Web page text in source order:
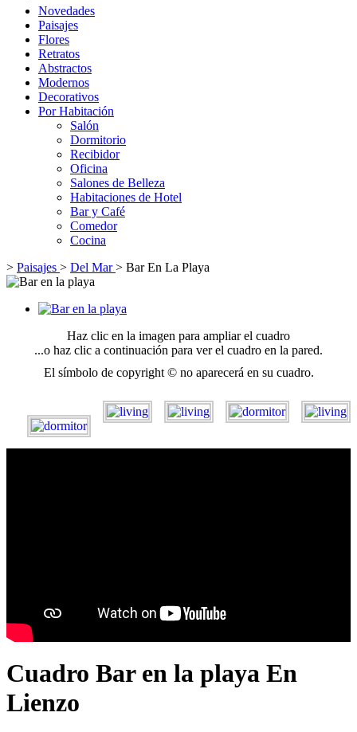
Novedades
Paisajes
Flores
Retratos
Abstractos
Modernos
Decorativos
Por Habitación
Salón
Dormitorio
Recibidor
Oficina
Salones de Belleza
Habitaciones de Hotel
Bar y Café
Comedor
Cocina
> Paisajes > Del Mar> Bar En La Playa
Haz clic en la imagen para ampliar el cuadro
...o haz clic a continuación para ver el cuadro en la pared.
El símbolo de copyright © no aparecerá en su cuadro.
Cuadro Bar en la playa En
Lienzo